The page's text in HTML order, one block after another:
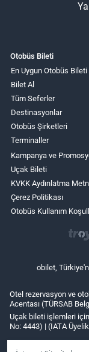
Otobüs Bileti
En Uygun Otobüs Bileti
Bilet Al
Tüm Seferler
Destinasyonlar
Otobüs Şirketleri
Terminaller
Kampanya ve
Uçak Bileti
KVKK Aydınlatma
Çerez Politikası
Otobüs Kullanım
obilet,
Otel rezervasyon ve
Acentası (TÜRSAB
Uçak bileti işlemleri
No: 4443) | (IATA